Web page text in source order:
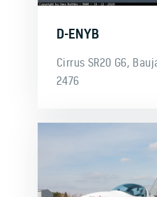
D-ENYB
Cirrus SR20 G6,
2476